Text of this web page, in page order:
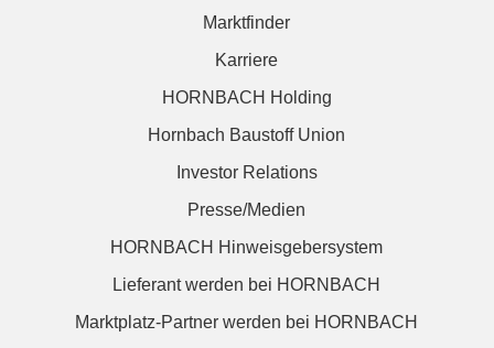
Marktfinder
Karriere
HORNBACH Holding
Hornbach Baustoff Union
Investor Relations
Presse/Medien
HORNBACH Hinweisgebersystem
Lieferant werden bei HORNBACH
Marktplatz-Partner werden bei HORNBACH